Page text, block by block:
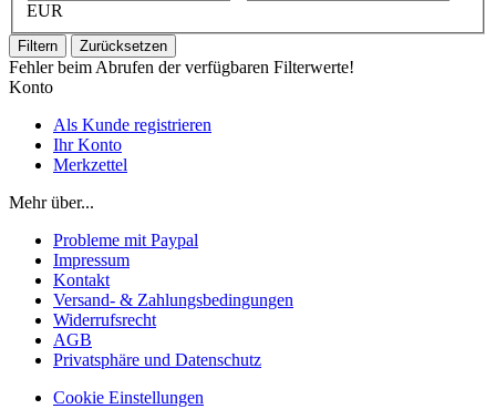
EUR
Filtern Zurücksetzen
Fehler beim Abrufen der verfügbaren Filterwerte!
Konto
Als Kunde registrieren
Ihr Konto
Merkzettel
Mehr über...
Probleme mit Paypal
Impressum
Kontakt
Versand- & Zahlungsbedingungen
Widerrufsrecht
AGB
Privatsphäre und Datenschutz
Cookie Einstellungen